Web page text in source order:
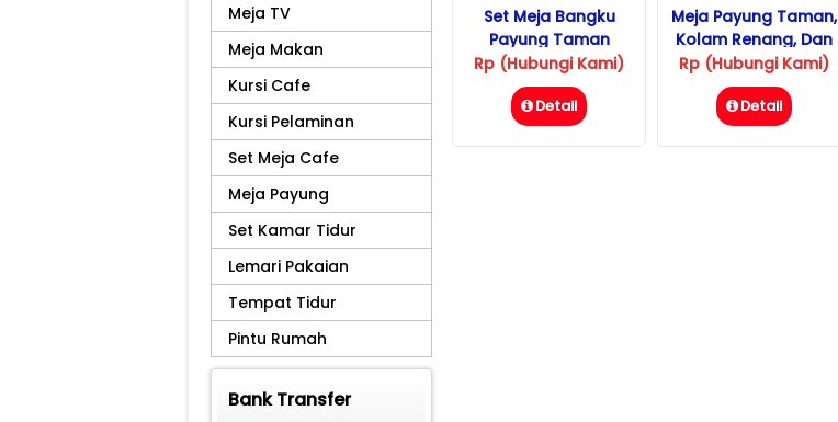
Set Meja Bangku
Payung Taman
Outdoor Jati Jepara
Rp (Hubungi Kami)
Detail
Meja Payung Taman,
Kolam Renang, Dan
Cafe Jati Octagonal
Rp (Hubungi Kami)
Detail
Meja TV
Meja Makan
Kursi Cafe
Kursi Pelaminan
Set Meja Cafe
Meja Payung
Set Kamar Tidur
Lemari Pakaian
Tempat Tidur
Pintu Rumah
Bank Transfer